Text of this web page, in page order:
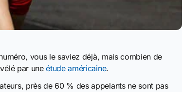
vous le saviez déjà, mais combien de
par uneétude américaine.
près de 60 % des appelants ne sont pas